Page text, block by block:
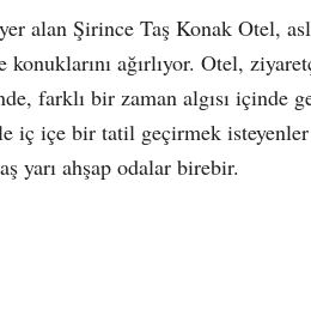
alan Şirince Taş Konak Otel,
ağırlıyor. Otel,
farklı bir zaman algısı içinde
iç içe bir tatil geçirmek
yarı ahşap odalar birebir.